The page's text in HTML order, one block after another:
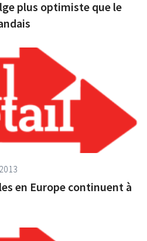
plus optimiste que le
en Europe continuent à